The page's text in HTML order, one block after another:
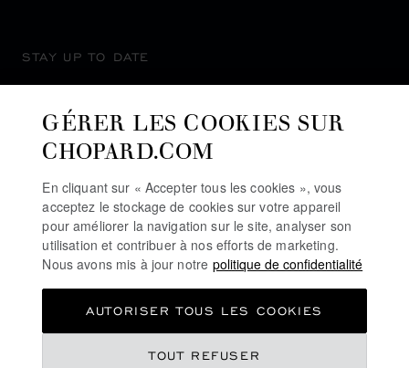
STAY UP TO DATE
POLITIQUE DE CONFIDENTIALITÉ
CONDITIONS D'UTILISATION DU SITE
GÉRER LES COOKIES SUR
CHOPARD.COM
En cliquant sur « Accepter tous les cookies », vous
acceptez le stockage de cookies sur votre appareil
pour améliorer la navigation sur le site, analyser son
utilisation et contribuer à nos efforts de marketing.
Nous avons mis à jour notre politique de confidentialité
TOUT REFUSER
AUTORISER TOUS LES COOKIES